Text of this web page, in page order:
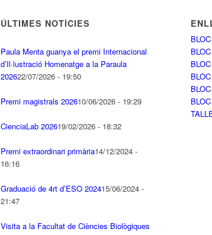
ÚLTIMES NOTÍCIES
Paula Menta guanya el premi Internacional
d’Il·lustració Homenatge a la Paraula
202622/07/2026 - 19:50
Premi magistrals 202610/06/2026 - 19:29
CienciaLab 202619/02/2026 - 18:32
Premi extraordinari primària14/12/2024 -
16:16
Graduació de 4rt d’ESO 202415/06/2024 -
21:47
Visita a la Facultat de Ciències Biològiques